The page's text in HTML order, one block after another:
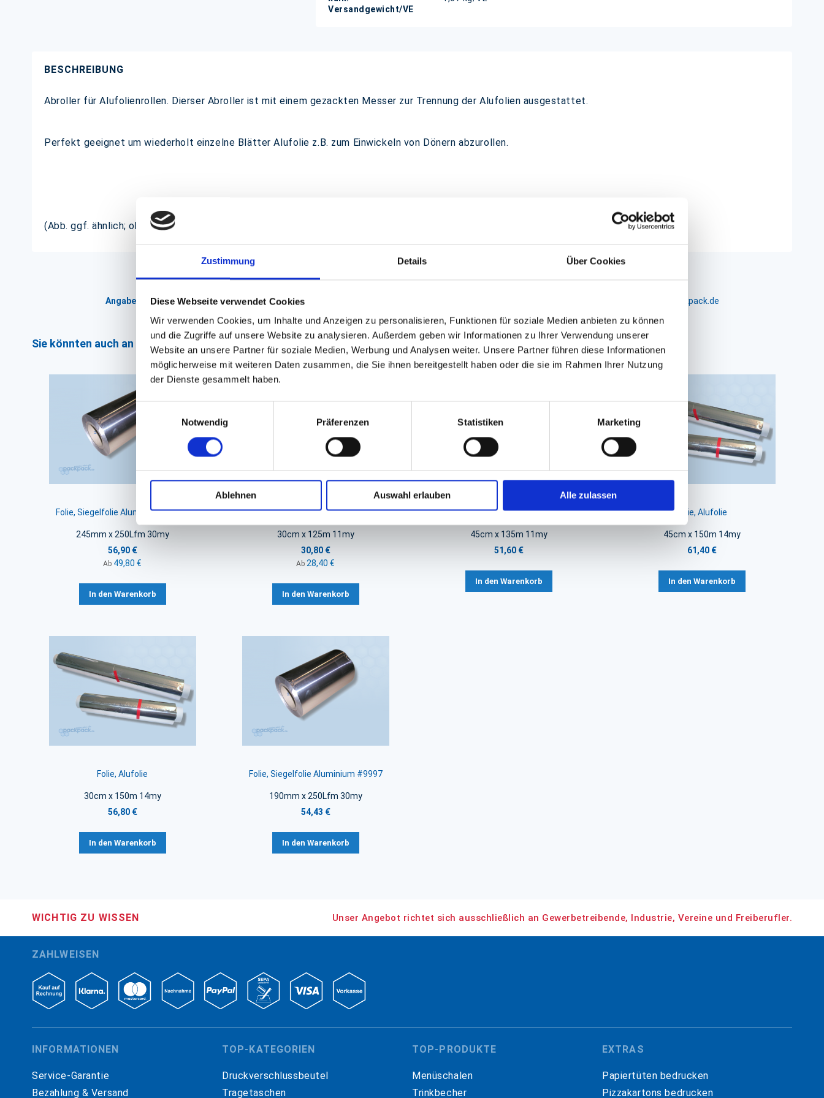
Zustimmung Details Über Cookies
Diese Webseite verwendet Cookies
Wir verwenden Cookies, um Inhalte und Anzeigen zu personalisieren, Funktionen für soziale Medien anbieten zu können
und die Zugriffe auf unsere Website zu analysieren. Außerdem geben wir Informationen zu Ihrer Verwendung unserer
Website an unsere Partner für soziale Medien, Werbung und Analysen weiter. Unsere Partner führen diese Informationen
möglicherweise mit weiteren Daten zusammen, die Sie ihnen bereitgestellt haben oder die sie im Rahmen Ihrer Nutzung
der Dienste gesammelt haben.
Einwilligungsauswahl
Notwendig
Präferenzen Statistiken Marketing
Ablehnen Auswahl erlauben Alle zulassen
Versandgewicht/VE
BESCHREIBUNG
Abroller für Alufolienrollen. Dierser Abroller ist mit einem gezackten Messer zur Trennung der Alufolien ausgestattet.
Perfekt geeignet um wiederholt einzelne Blätter Alufolie z.B. zum Einwickeln von Dönern abzurollen.
(Abb. ggf. ähnlich; ohne Dekoration)
Angaben zur Informationspflichten der GPSR Produktsicherheitsverordnung: packpack.de GmbH, Am Bullhamm 24-26, D-26441 Jever, info@packpack.de
Sie könnten auch an folgenden Artikeln interessiert sein
Folie, Siegelfolie Aluminium #9910
245mm x 250Lfm 30my
56,90 €
Ab 49,80 €
In den Warenkorb
Folie, Alufolie
30cm x 125m 11my
30,80 €
Ab 28,40 €
In den Warenkorb
Folie, Alufolie
45cm x 135m 11my
51,60 €
In den Warenkorb
Folie, Alufolie
45cm x 150m 14my
61,40 €
In den Warenkorb
Folie, Alufolie
30cm x 150m 14my
56,80 €
In den Warenkorb
Folie, Siegelfolie Aluminium #9997
190mm x 250Lfm 30my
54,43 €
In den Warenkorb
WICHTIG ZU WISSEN Unser Angebot richtet sich ausschließlich an Gewerbetreibende, Industrie, Vereine und Freiberufler.
ZAHLWEISEN
INFORMATIONEN
Service-Garantie
Bezahlung & Versand
TOP-KATEGORIEN
Druckverschlussbeutel
Tragetaschen
TOP-PRODUKTE
Menüschalen
Trinkbecher
EXTRAS
Papiertüten bedrucken
Pizzakartons bedrucken